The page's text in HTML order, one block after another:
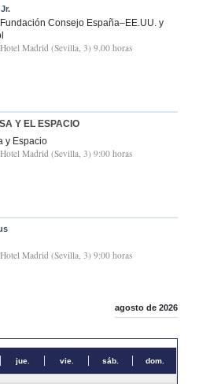
Consejo España–EE.UU. y
Madrid (Sevilla, 3) 9.00 horas
Y EL ESPACIO
y Espacio
Madrid (Sevilla, 3) 9:00 horas
Madrid (Sevilla, 3) 9:00 horas
agosto de 2026
jue. vie. sáb. dom.